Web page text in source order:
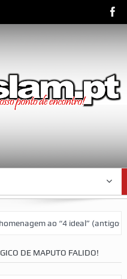
ao “4 ideal” (antigos
DE MAPUTO FALIDO!